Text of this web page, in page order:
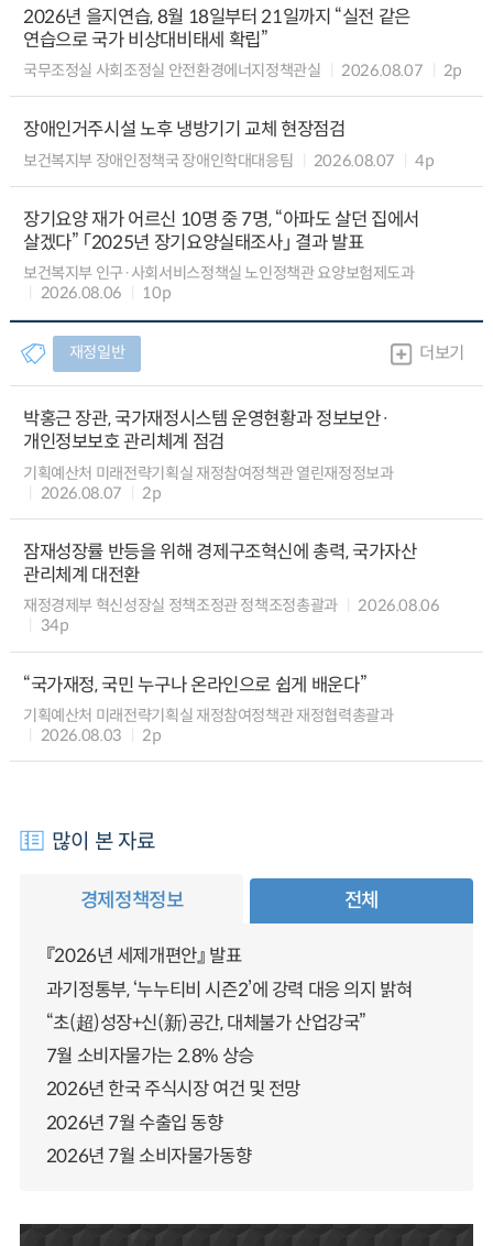
2026년 을지연습, 8월 18일부터 21일까지 “실전 같은
연습으로 국가 비상대비태세 확립”
국무조정실 사회조정실 안전환경에너지정책관실 2026.08.07 2p
장애인거주시설 노후 냉방기기 교체 현장점검
보건복지부 장애인정책국 장애인학대대응팀 2026.08.07 4p
장기요양 재가 어르신 10명 중 7명, “아파도 살던 집에서
살겠다” 「2025년 장기요양실태조사」 결과 발표
보건복지부 인구·사회서비스정책실 노인정책관 요양보험제도과
2026.08.06
10p
재정일반 더보기
박홍근 장관, 국가재정시스템 운영현황과 정보보안·
개인정보보호 관리체계 점검
기획예산처 미래전략기획실 재정참여정책관 열린재정정보과
2026.08.07
2p
잠재성장률 반등을 위해 경제구조혁신에 총력, 국가자산
관리체계 대전환
재정경제부 혁신성장실 정책조정관 정책조정총괄과
2026.08.06
34p
“국가재정, 국민 누구나 온라인으로 쉽게 배운다”
기획예산처 미래전략기획실 재정참여정책관 재정협력총괄과
2026.08.03
2p
많이 본 자료
경제정책정보 전체
『2026년 세제개편안』 발표
과기정통부, ‘누누티비 시즌2’에 강력 대응 의지 밝혀
“초(超)성장+신(新)공간, 대체불가 산업강국”
7월 소비자물가는 2.8% 상승
2026년 한국 주식시장 여건 및 전망
2026년 7월 수출입 동향
2026년 7월 소비자물가동향